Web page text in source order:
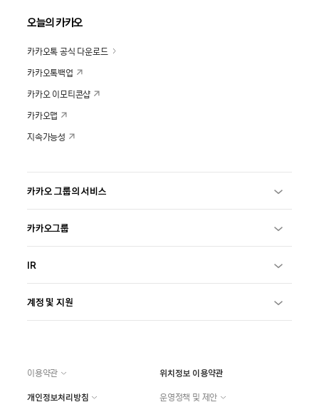
오늘의 카카오
카카오톡 공식 다운로드
카카오톡백업
카카오 이모티콘샵
카카오맵
지속가능성
카카오 그룹의 서비스
카카오그룹
IR
계정 및 지원
이용약관
위치정보 이용약관
개인정보처리방침
운영정책 및 제안